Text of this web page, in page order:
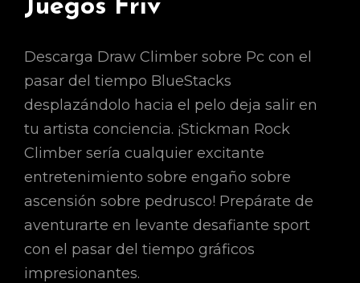
Juegos Friv
Descarga Draw Climber sobre Pc con el
pasar del tiempo BlueStacks
desplazándolo hacia el pelo deja salir en
tu artista conciencia. ¡Stickman Rock
Climber serí­a cualquier excitante
entretenimiento sobre engaño sobre
ascensión sobre pedrusco! Prepárate de
aventurarte en levante desafiante sport
con el pasar del tiempo gráficos
impresionantes.